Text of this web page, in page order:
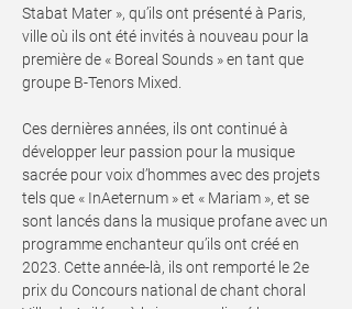
Stabat Mater », qu’ils ont présenté à Paris,
ville où ils ont été invités à nouveau pour la
première de « Boreal Sounds » en tant que
groupe B-Tenors Mixed.
Ces dernières années, ils ont continué à
développer leur passion pour la musique
sacrée pour voix d’hommes avec des projets
tels que « InAeternum » et « Mariam », et se
sont lancés dans la musique profane avec un
programme enchanteur qu’ils ont créé en
2023. Cette année-là, ils ont remporté le 2e
prix du Concours national de chant choral